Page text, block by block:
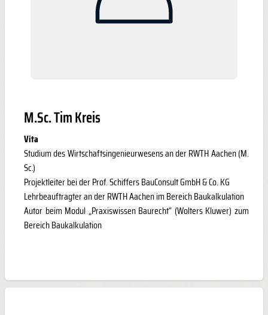
M.Sc. Tim Kreis
Vita
Studium des Wirtschaftsingenieurwesens an der RWTH Aachen (M.
Sc.)
Projektleiter bei der Prof. Schiffers BauConsult GmbH & Co. KG
Lehrbeauftragter an der RWTH Aachen im Bereich Baukalkulation
Autor beim Modul „Praxiswissen Baurecht“ (Wolters Kluwer) zum
Bereich Baukalkulation